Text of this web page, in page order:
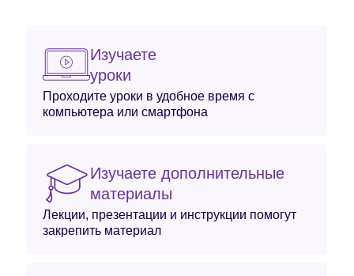
Изучаете
уроки
Проходите уроки в удобное время с
компьютера или смартфона
Изучаете дополнительные
материалы
Лекции, презентации и инструкции помогут
закрепить материал